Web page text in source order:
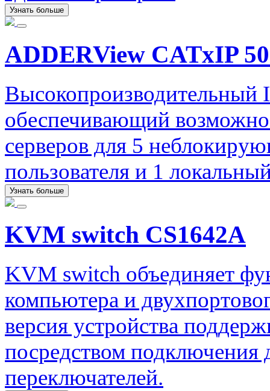
Узнать больше
ADDERView CATxIP
Высокопроизводительный
обеспечивающий
серверов для 5
пользователя и 1
Узнать больше
KVM switch CS1642A
KVM switch объединяет
компьютера и
версия устройства
посредством
переключателей.